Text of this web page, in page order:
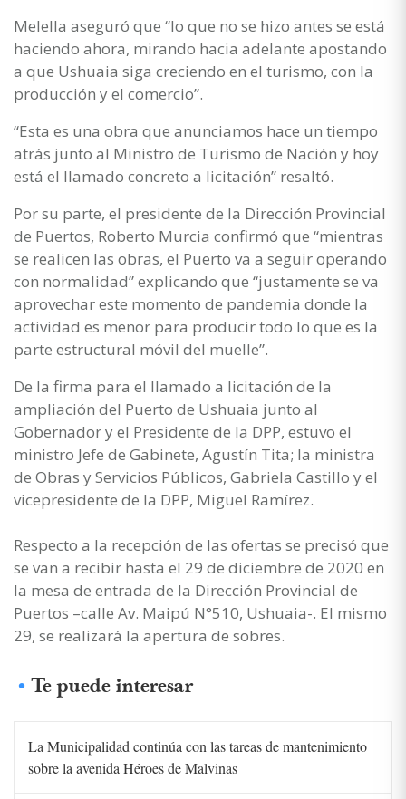
Melella aseguró que “lo que no se hizo antes se está
haciendo ahora, mirando hacia adelante apostando
a que Ushuaia siga creciendo en el turismo, con la
producción y el comercio”.
“Esta es una obra que anunciamos hace un tiempo
atrás junto al Ministro de Turismo de Nación y hoy
está el llamado concreto a licitación” resaltó.
Por su parte, el presidente de la Dirección Provincial
de Puertos, Roberto Murcia confirmó que “mientras
se realicen las obras, el Puerto va a seguir operando
con normalidad” explicando que “justamente se va
aprovechar este momento de pandemia donde la
actividad es menor para producir todo lo que es la
parte estructural móvil del muelle”.
De la firma para el llamado a licitación de la
ampliación del Puerto de Ushuaia junto al
Gobernador y el Presidente de la DPP, estuvo el
ministro Jefe de Gabinete, Agustín Tita; la ministra
de Obras y Servicios Públicos, Gabriela Castillo y el
vicepresidente de la DPP, Miguel Ramírez.
Respecto a la recepción de las ofertas se precisó que
se van a recibir hasta el 29 de diciembre de 2020 en
la mesa de entrada de la Dirección Provincial de
Puertos –calle Av. Maipú N°510, Ushuaia-. El mismo
29, se realizará la apertura de sobres.
Te puede interesar
La Municipalidad continúa con las tareas de mantenimiento
sobre la avenida Héroes de Malvinas